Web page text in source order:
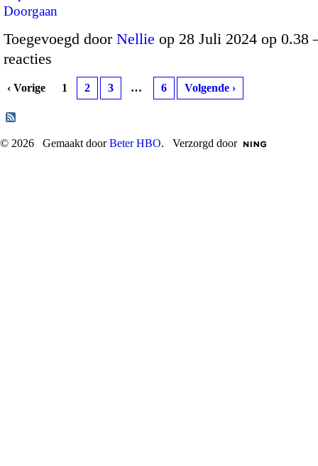
Doorgaan
Toegevoegd door Nellie op 28 Juli 2024 op 0.38
reacties
‹ Vorige 1 2 3 … 6 Volgende ›
© 2026 Gemaakt doorBeter HBO. Verzorgd door